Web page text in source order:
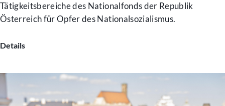
Tätigkeitsbereiche des Nationalfonds der Republik
Österreich für Opfer des Nationalsozialismus.
Details